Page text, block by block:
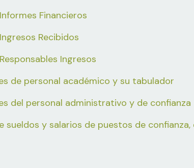
Financieros
Recibidos
Ingresos
de personal académico y su tabulador
del personal administrativo y de confianza
sueldos y salarios de puestos de